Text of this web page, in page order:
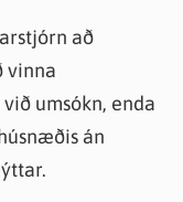
að
vinna
umsókn, enda
án